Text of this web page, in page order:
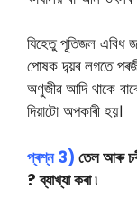
যিহেতু পূতিজল এবিধ
পোষক দব্য়ৰ লগতে
অণুজীৱ আদি থাকে
দিয়াটো অপকাৰী হয়।
প্ৰশ্ন 3) তেল আৰু
? ব্যাখ্যা কৰা ৷